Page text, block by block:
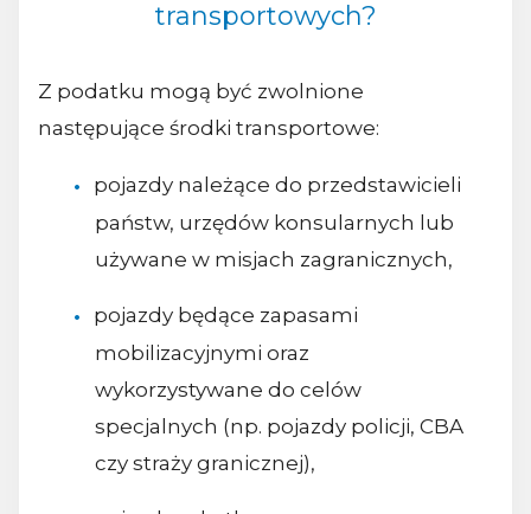
transportowych?
Z podatku mogą być zwolnione
następujące środki transportowe:
pojazdy należące do przedstawicieli
państw, urzędów konsularnych lub
używane w misjach zagranicznych,
pojazdy będące zapasami
mobilizacyjnymi oraz
wykorzystywane do celów
specjalnych (np. pojazdy policji, CBA
czy straży granicznej),